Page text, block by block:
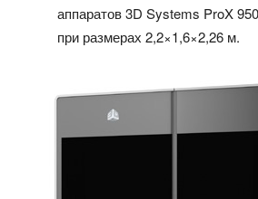
аппаратов 3D Systems ProX
при размерах 2,2×1,6×2,26 м.